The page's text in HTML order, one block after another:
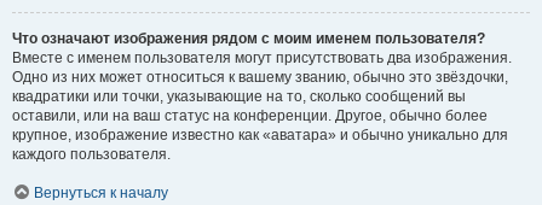
Что означают изображения рядом с моим именем пользователя?
Вместе с именем пользователя могут присутствовать два изображения.
Одно из них может относиться к вашему званию, обычно это звёздочки,
квадратики или точки, указывающие на то, сколько сообщений вы
оставили, или на ваш статус на конференции. Другое, обычно более
крупное, изображение известно как «аватара» и обычно уникально для
каждого пользователя.
Вернуться к началу